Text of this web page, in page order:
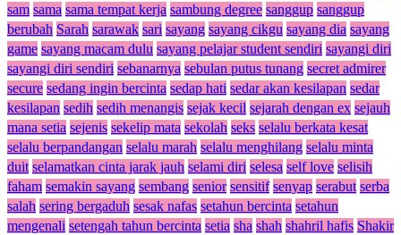
sam sama sama tempat kerja sambung degree sanggup sanggup
berubah Sarah sarawak sari sayang sayang cikgu sayang dia sayang
game sayang macam dulu sayang pelajar student sendiri sayangi diri
sayangi diri sendiri sebanarnya sebulan putus tunang secret admirer
secure sedang ingin bercinta sedap hati sedar akan kesilapan sedar
kesilapan sedih sedih menangis sejak kecil sejarah dengan ex sejauh
mana setia sejenis sekelip mata sekolah seks selalu berkata kesat
selalu berpandangan selalu marah selalu menghilang selalu minta
duit selamatkan cinta jarak jauh selami diri selesa self love selisih
faham semakin sayang sembang senior sensitif senyap serabut serba
salah sering bergaduh sesak nafas setahun bercinta setahun
mengenali setengah tahun bercinta setia sha shah shahril hafis Shakir